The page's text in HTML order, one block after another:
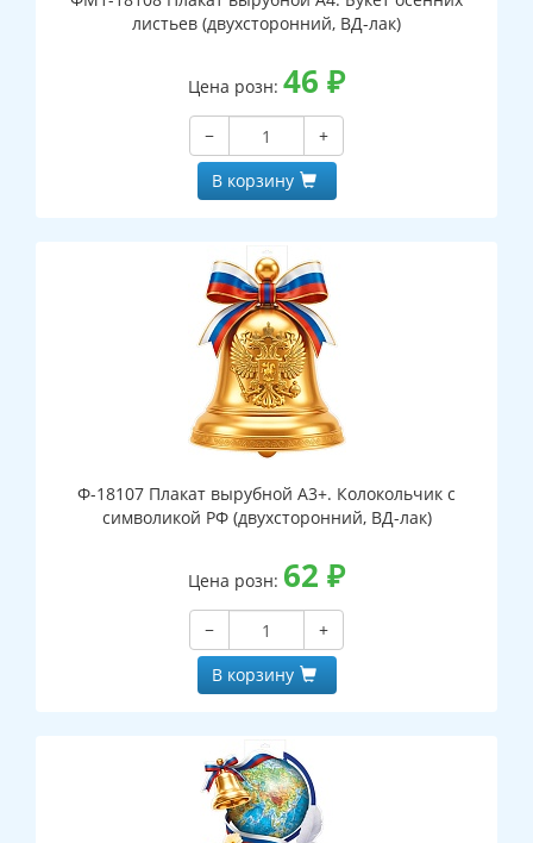
листьев (двухсторонний, ВД-лак)
Цена розн: 46 ₽
−
+
В корзину
Ф-18107 Плакат вырубной А3+. Колокольчик с
символикой РФ (двухсторонний, ВД-лак)
Цена розн: 62 ₽
−
+
В корзину